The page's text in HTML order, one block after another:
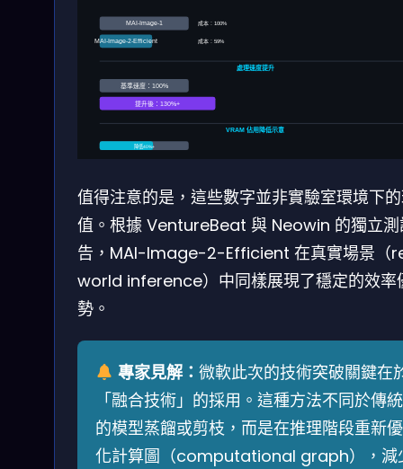
MAI-Image-1
MAI-Image-2-Efficient
成本：100%
成本：59%
處理速度提升
基準速度：100%
提升後：130%+
VRAM 佔用降低示意
降低40%+
值得注意的是，這些數字並非實驗室環境下
值。根據 VentureBeat 與 Neowin 的獨立測
告，MAI-Image-2-Efficient 在真實場景（
world inference）中同樣展現了穩定的效率
勢。
專家見解： 微軟此次的技術突破關鍵在
「融合技術」的採用。這種方法不同於傳統
的模型蒸餾或剪枝，而是在推理階段重新優
化計算圖（computational graph），減